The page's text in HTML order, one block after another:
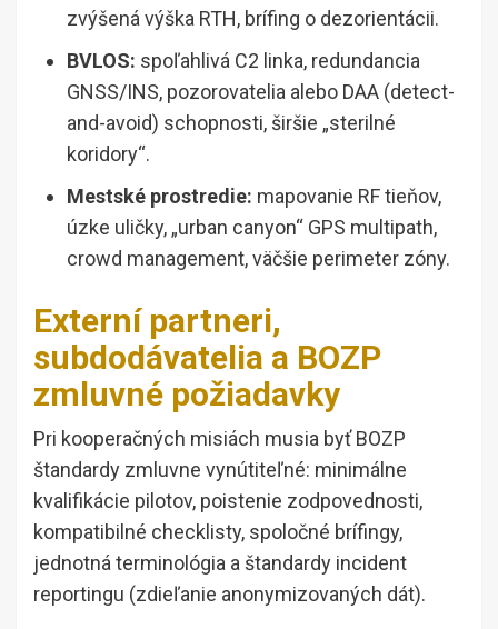
zvýšená výška RTH, brífing o dezorientácii.
BVLOS: spoľahlivá C2 linka, redundancia
GNSS/INS, pozorovatelia alebo DAA (detect-
and-avoid) schopnosti, širšie „sterilné
koridory“.
Mestské prostredie: mapovanie RF tieňov,
úzke uličky, „urban canyon“ GPS multipath,
crowd management, väčšie perimeter zóny.
Externí partneri,
subdodávatelia a BOZP
zmluvné požiadavky
Pri kooperačných misiách musia byť BOZP
štandardy zmluvne vynútiteľné: minimálne
kvalifikácie pilotov, poistenie zodpovednosti,
kompatibilné checklisty, spoločné brífingy,
jednotná terminológia a štandardy incident
reportingu (zdieľanie anonymizovaných dát).